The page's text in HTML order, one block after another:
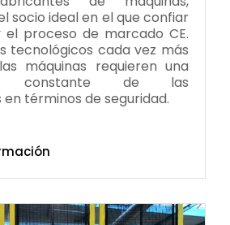
socio ideal en el que confiar
el proceso de marcado CE.
tecnológicos cada vez más
máquinas requieren una
constante de las
términos de seguridad.